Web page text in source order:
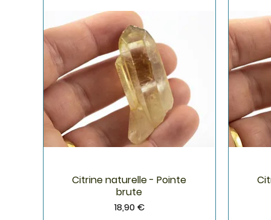
Aperçu rapide
Citrine naturelle - Pointe
brute
Prix
18,90 €